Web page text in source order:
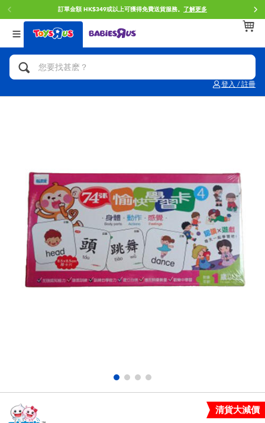
訂單金額 HK$349或以上可獲得免費送貨服務。 了解更多
登入 / 註冊
返回
分類目錄
人氣英雄,角色扮演,射擊玩具
手工藝,文具,蠟筆,泥膠,畫板
娃娃, 芭比,收藏公仔
電子玩具
返回
品牌
Brunch Brother 早午餐兄弟
Play-Doh培樂多
Pokemon寶可夢
playpop
返回
年齢
0~2歳
12~14歳
14歳以上
清貨大減價